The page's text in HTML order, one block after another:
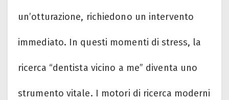
un’otturazione, richiedono un intervento
immediato. In questi momenti di stress, la
ricerca “dentista vicino a me” diventa uno
strumento vitale. I motori di ricerca moderni